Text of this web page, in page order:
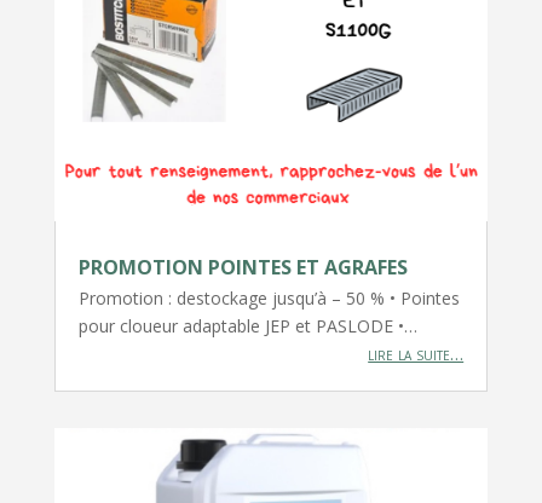
PROMOTION POINTES ET AGRAFES
Promotion : destockage jusqu’à – 50 % • Pointes
pour cloueur adaptable JEP et PASLODE •…
lire la suite…